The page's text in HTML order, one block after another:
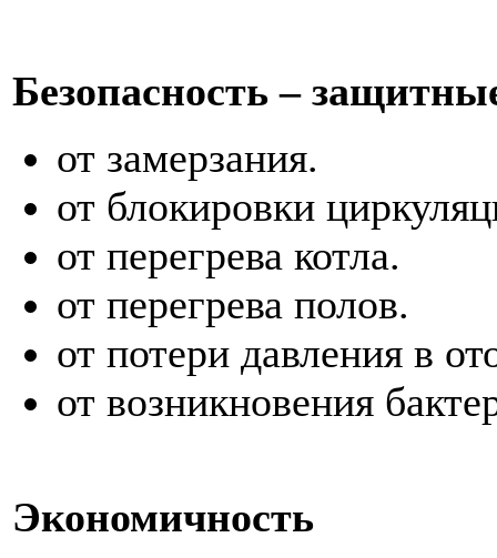
Безопасность –
от замерзания.
от блокировки
от перегрева котла.
от перегрева полов.
от потери давления в
от возникновения
Экономичность